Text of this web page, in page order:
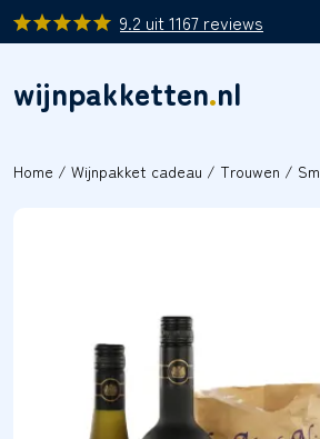
9.2 uit1167 reviews
wijnpakketten.nl
Home / Wijnpakket cadeau / Trouwen /